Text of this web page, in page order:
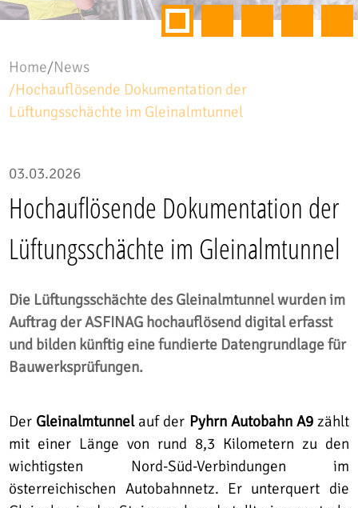
Home/News
/Hochauflösende Dokumentation der
Lüftungsschächte im Gleinalmtunnel
03.03.2026
Hochauflösende Dokumentation der
Lüftungsschächte im Gleinalmtunnel
Die Lüftungsschächte des Gleinalmtunnel wurden im
Auftrag der ASFINAG hochauflösend digital erfasst
und bilden künftig eine fundierte Datengrundlage für
Bauwerksprüfungen.
Der Gleinalmtunnel auf der Pyhrn Autobahn A9zählt
mit einer Länge von rund 8,3 Kilometern zu den
wichtigsten Nord-Süd-Verbindungen im
österreichischen Autobahnnetz. Er unterquert die